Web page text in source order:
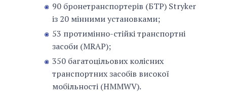
90 бронетранспортерів (БТР) Stryker
із 20 мінними установками;
53 протимінно-стійкі транспортні
засоби (MRAP);
350 багатоцільових колісних
транспортних засобів високої
мобільності (HMMWV).